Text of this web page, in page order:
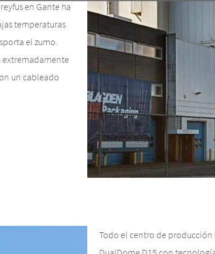
en Gante ha
temperaturas
el zumo.
extremadamente
un cableado
Todo el centro de